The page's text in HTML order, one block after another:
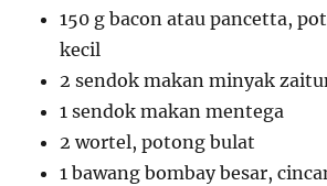
150 g bacon atau pancetta,
kecil
2 sendok makan minyak
1 sendok makan mentega
2 wortel, potong bulat
1 bawang bombay besar,